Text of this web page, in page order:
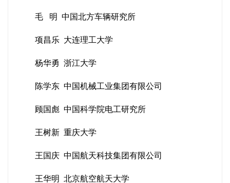
毛 明 中国北方车辆研究所
项昌乐 大连理工大学
杨华勇 浙江大学
陈学东 中国机械工业集团有限公司
顾国彪 中国科学院电工研究所
王树新 重庆大学
王国庆 中国航天科技集团有限公司
王华明 北京航空航天大学